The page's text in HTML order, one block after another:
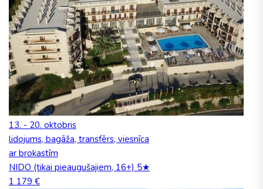
13. - 20. oktobris
lidojums, bagāža, transfērs, viesnīca
ar brokastīm
NIDO (tikai pieaugušajiem, 16+) 5★
1 179 €